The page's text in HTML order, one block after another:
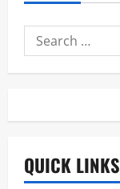
Search
for:
QUICK LINKS